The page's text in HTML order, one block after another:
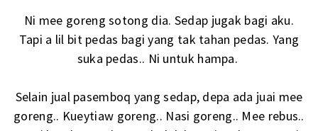
Ni mee goreng sotong dia. Sedap jugak bagi aku.
Tapi a lil bit pedas bagi yang tak tahan pedas. Yang
suka pedas.. Ni untuk hampa.
Selain jual pasemboq yang sedap, depa ada juai mee
goreng.. Kueytiaw goreng.. Nasi goreng.. Mee rebus..